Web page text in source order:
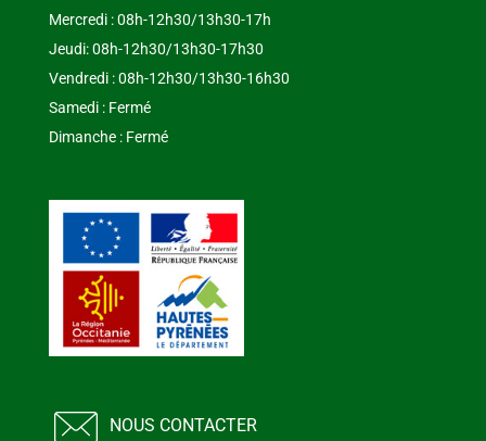
Mercredi : 08h-12h30/13h30-17h
Jeudi: 08h-12h30/13h30-17h30
Vendredi : 08h-12h30/13h30-16h30
Samedi : Fermé
Dimanche : Fermé
NOUS CONTACTER